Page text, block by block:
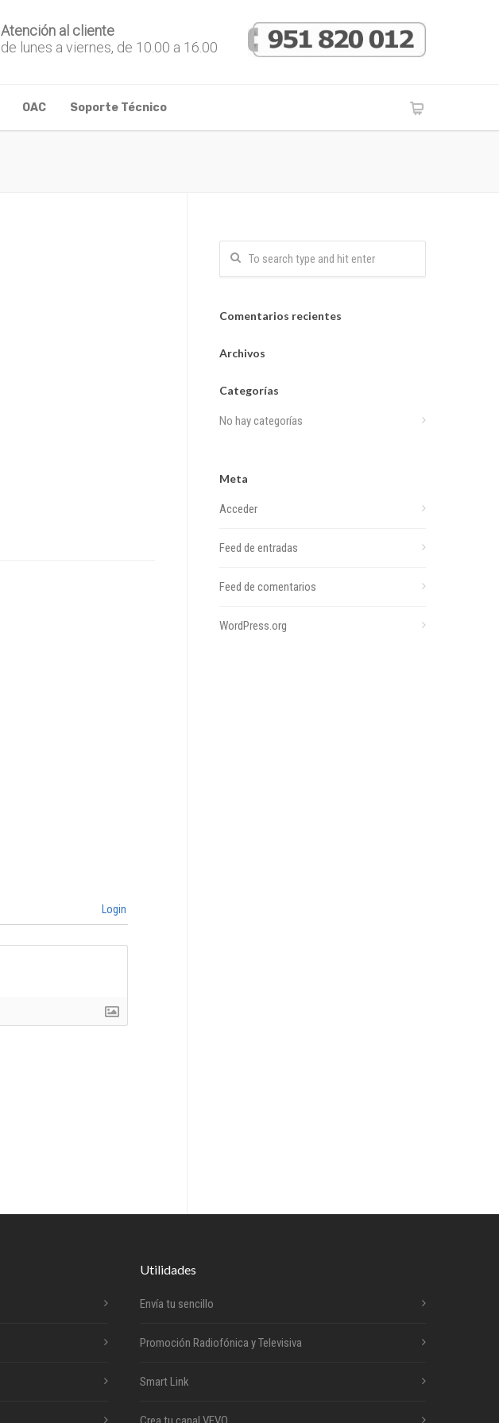
Atención al cliente
de lunes a viernes, de 10.00 a 16.00
OAC Soporte Técnico
Login
Comentarios recientes
Archivos
Categorías
No hay categorías
Meta
Acceder
Feed de entradas
Feed de comentarios
WordPress.org
Utilidades
Envía tu sencillo
Promoción Radiofónica y Televisiva
Smart Link